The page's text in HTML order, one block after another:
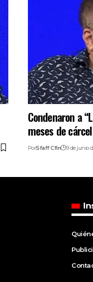
Condenaron a
meses de
PorSfaff Cfin 9 de junio